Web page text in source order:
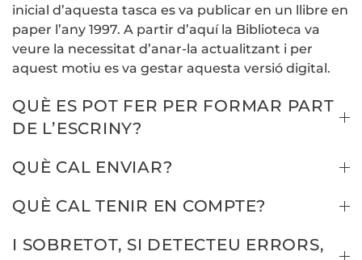
inicial d’aquesta tasca es va publicar en un llibre en
paper l’any 1997. A partir d’aquí la Biblioteca va
veure la necessitat d’anar-la actualitzant i per
aquest motiu es va gestar aquesta versió digital.
QUÈ ES POT FER PER FORMAR PART
DE L’ESCRINY?
QUÈ CAL ENVIAR?
QUÈ CAL TENIR EN COMPTE?
I SOBRETOT, SI DETECTEU ERRORS,